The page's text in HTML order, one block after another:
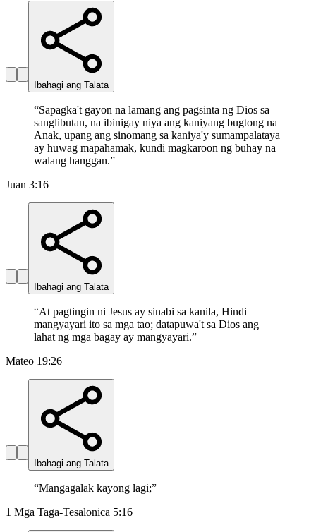
Ibahagi ang Talata
“Sapagka't gayon na lamang ang pagsinta ng Dios sa
sanglibutan, na ibinigay niya ang kaniyang bugtong na
Anak, upang ang sinomang sa kaniya'y sumampalataya
ay huwag mapahamak, kundi magkaroon ng buhay na
walang hanggan.”
Juan 3:16
Ibahagi ang Talata
“At pagtingin ni Jesus ay sinabi sa kanila, Hindi
mangyayari ito sa mga tao; datapuwa't sa Dios ang
lahat ng mga bagay ay mangyayari.”
Mateo 19:26
Ibahagi ang Talata
“Mangagalak kayong lagi;”
1 Mga Taga-Tesalonica 5:16